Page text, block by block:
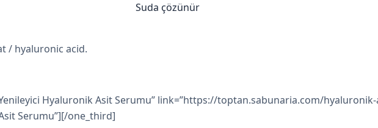
Suda çözünür
/ hyaluronic acid.
Hyaluronik Asit Serumu” link=”https://toptan.sabunaria.com/hyaluronik-
Serumu”][/one_third]